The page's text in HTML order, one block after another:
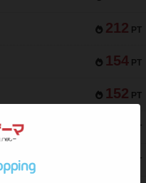
212 PT
154 PT
152 PT
PT
PT